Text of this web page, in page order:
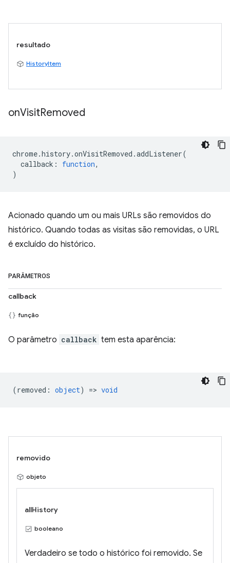
resultado
HistoryItem
onVisitRemoved
chrome.history.onVisitRemoved .addListener(
callback : function,
)
Acionado quando um ou mais URLs são removidos do
histórico. Quando todas as visitas são removidas, o URL
é excluído do histórico.
PARÂMETROS
callback
função
O parâmetro callback tem esta aparência:
(removed : object) => void
removido
objeto
allHistory
booleano
Verdadeiro se todo o histórico foi removido. Se